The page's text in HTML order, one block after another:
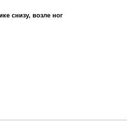
снизу, возле ног